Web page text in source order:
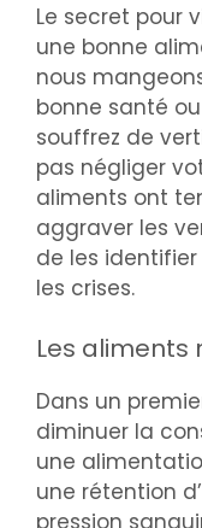
Le secret pour
une bonne
nous
bonne santé
souffrez de
pas négliger
aliments ont
aggraver les
de les
les crises.
Les aliments
Dans un
diminuer la
une
une rétention